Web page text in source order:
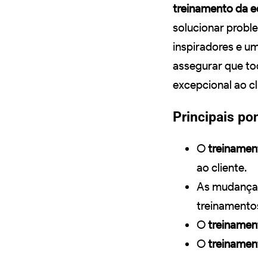
treinamento da
solucionar
inspiradores e
assegurar que
excepcional ao
Principais
O
ao cliente.
As
O
O